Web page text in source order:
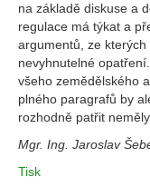
na základě diskuse a
regulace má týkat a
argumentů, ze
nevyhnutelné
všeho zemědělského
plného paragrafů by
rozhodně patřit neměly.
Mgr. Ing. Jaroslav
Tisk